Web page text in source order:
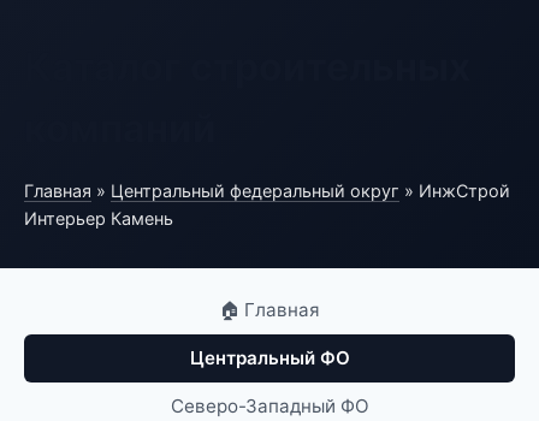
Главная » Центральный федеральный округ » ИнжСтрой
Интерьер Камень
🏠 Главная
Центральный ФО
Северо-Западный ФО